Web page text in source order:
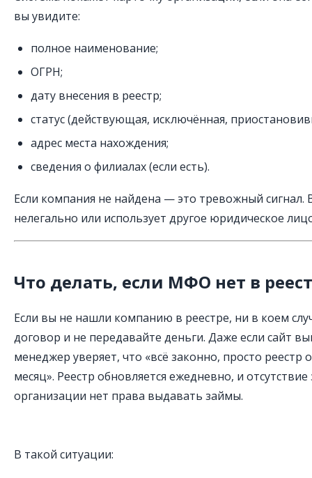
вы увидите:
полное наименование;
ОГРН;
дату внесения в реестр;
статус (действующая, исключённая,
адрес места нахождения;
сведения о филиалах (если есть).
Если компания не найдена — это тревожный сигнал.
нелегально или использует другое юридическое
Что делать, если МФО нет в
Если вы не нашли компанию в реестре, ни в коем
договор и не передавайте деньги. Даже если сайт
менеджер уверяет, что «всё законно, просто реестр
месяц». Реестр обновляется ежедневно, и
организации нет права выдавать займы.
В такой ситуации: